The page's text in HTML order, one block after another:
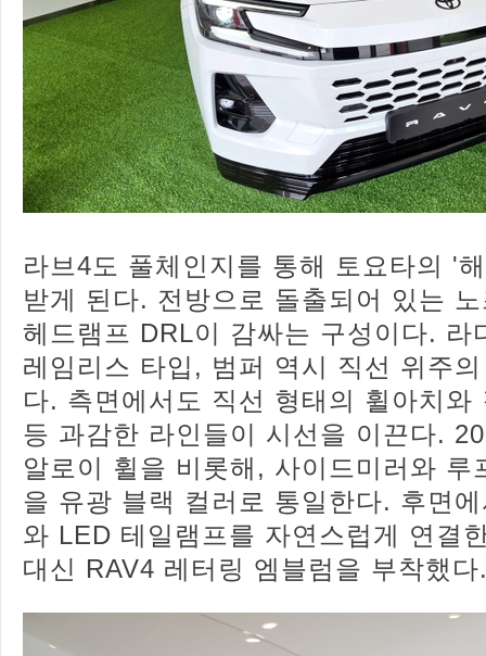
라브4도 풀체인지를 통해 토요타의 '
받게 된다. 전방으로 돌출되어 있는
헤드램프 DRL이 감싸는 구성이다. 라
레임리스 타입, 범퍼 역시 직선 위주
다. 측면에서도 직선 형태의 휠아치와
등 과감한 라인들이 시선을 이끈다.
알로이 휠을 비롯해, 사이드미러와 루
을 유광 블랙 컬러로 통일한다. 후면
와 LED 테일램프를 자연스럽게 연결
대신 RAV4 레터링 엠블럼을 부착했다